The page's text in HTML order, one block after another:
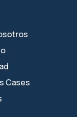
Cases